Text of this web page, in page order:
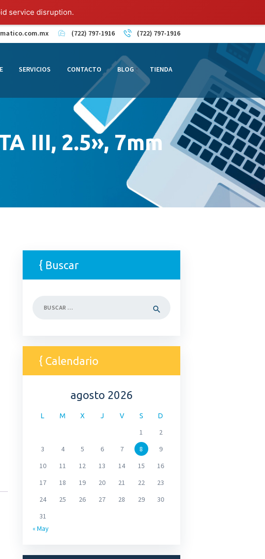
service disruption.
(722) 797-1916 (722) 797-1916
SERVICIOS CONTACTO BLOG TIENDA
III, 2.5», 7mm
Buscar
Calendario
agosto 2026
L M X J V S D
1
2
3
4 5 6 7 8
9
10
11 12 13 14 15
16
17
18 19 20 21 22
23
24
25 26 27 28 29
30
31
« May